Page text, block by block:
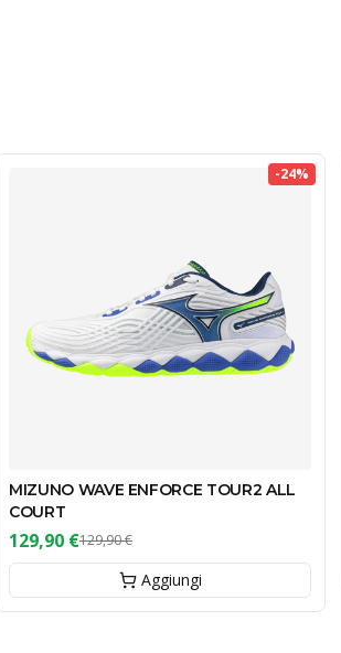
-24%
MIZUNO WAVE ENFORCE TOUR2 ALL
COURT
129,90 €129,90 €
Aggiungi